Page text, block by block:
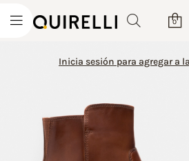
0
Inicia sesión para agregar a